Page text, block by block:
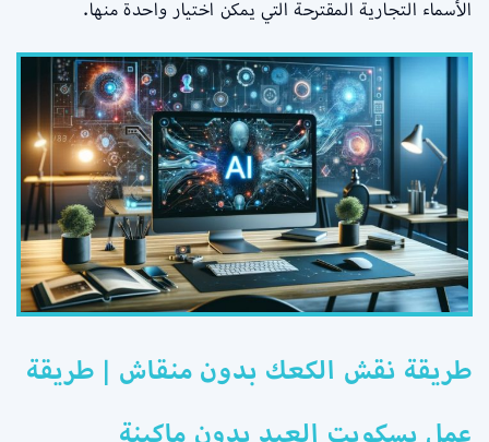
الأسماء التجارية المقترحة التي يمكن اختيار واحدة منها.
طريقة نقش الكعك بدون منقاش | طريقة
عمل بسكويت العيد بدون ماكينة